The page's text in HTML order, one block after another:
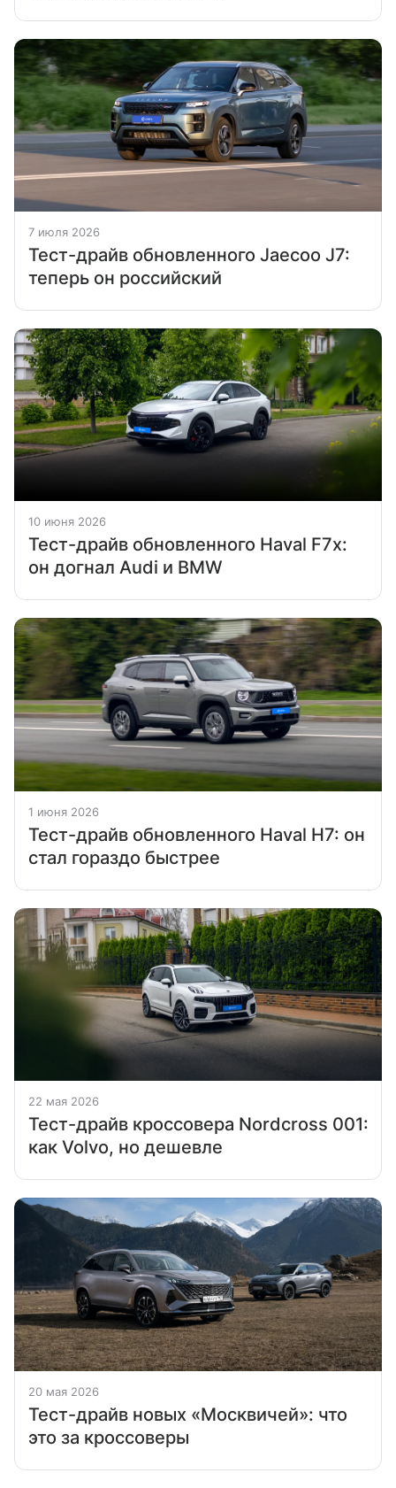
7 июля 2026
Тест-драйв обновленного Jaecoo J7:
теперь он российский
10 июня 2026
Тест-драйв обновленного Haval F7x:
он догнал Audi и BMW
1 июня 2026
Тест-драйв обновленного Haval H7: он
стал гораздо быстрее
22 мая 2026
Тест-драйв кроссовера Nordcross 001:
как Volvo, но дешевле
20 мая 2026
Тест-драйв новых «Москвичей»: что
это за кроссоверы